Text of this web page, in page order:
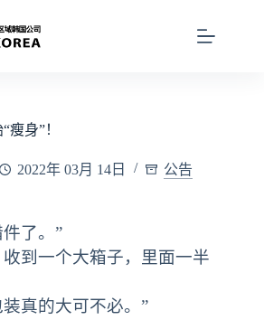
身”！
2022年 03月 14日 公告
了。”
到一个大箱子，里面一半
真的大可不必。”